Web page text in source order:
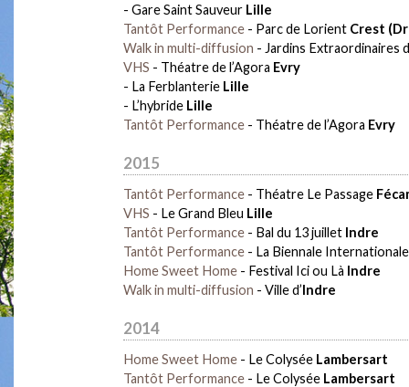
- Gare Saint Sauveur Lille
Tantôt Performance - Parc de Lorient Crest
Walk in multi-diffusion - Jardins Extraordinaires
VHS - Théatre de l’Agora Evry
- La Ferblanterie Lille
- L’hybride Lille
Tantôt Performance - Théatre de l’Agora Evry
2015
Tantôt Performance - Théatre Le Passage
VHS - Le Grand Bleu Lille
Tantôt Performance - Bal du 13 juillet Indre
Tantôt Performance - La Biennale
Home Sweet Home - Festival Ici ou Là Indre
Walk in multi-diffusion - Ville d’Indre
2014
Home Sweet Home - Le Colysée Lambersart
Tantôt Performance - Le Colysée Lambersart